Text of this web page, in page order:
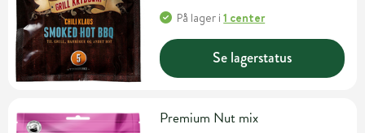
På lager i1 center
Se lagerstatus
Premium Nut mix